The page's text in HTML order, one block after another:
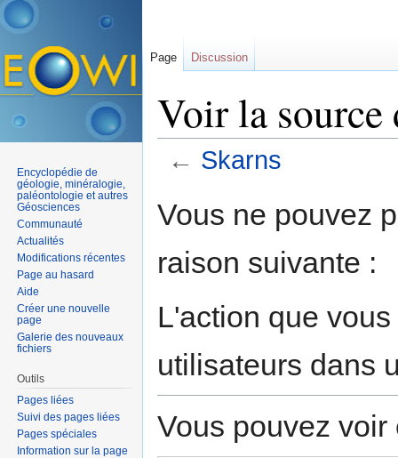
Voir la source
← Skarns
Vous ne pouvez
raison suivante :
L'action que
utilisateurs dans
Vous pouvez
Page Discussion
Encyclopédie de
géologie, minéralogie,
paléontologie et autres
Géosciences
Communauté
Actualités
Modifications récentes
Page au hasard
Aide
Créer une nouvelle
page
Galerie des nouveaux
fichiers
Outils
Pages liées
Suivi des pages liées
Pages spéciales
Information sur la page